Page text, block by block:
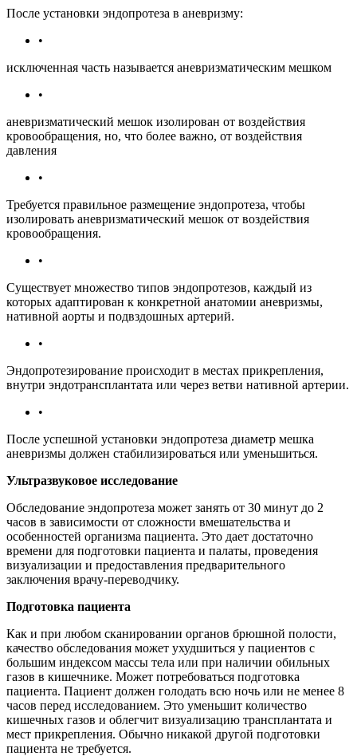
После установки эндопротеза в аневризму:
•
исключенная часть называется аневризматическим мешком
•
аневризматический мешок изолирован от воздействия
кровообращения, но, что более важно, от воздействия
давления
•
Требуется правильное размещение эндопротеза, чтобы
изолировать аневризматический мешок от воздействия
кровообращения.
•
Существует множество типов эндопротезов, каждый из
которых адаптирован к конкретной анатомии аневризмы,
нативной аорты и подвздошных артерий.
•
Эндопротезирование происходит в местах прикрепления,
внутри эндотрансплантата или через ветви нативной артерии.
•
После успешной установки эндопротеза диаметр мешка
аневризмы должен стабилизироваться или уменьшиться.
Ультразвуковое исследование
Обследование эндопротеза может занять от 30 минут до 2
часов в зависимости от сложности вмешательства и
особенностей организма пациента. Это дает достаточно
времени для подготовки пациента и палаты, проведения
визуализации и предоставления предварительного
заключения врачу-переводчику.
Подготовка пациента
Как и при любом сканировании органов брюшной полости,
качество обследования может ухудшиться у пациентов с
большим индексом массы тела или при наличии обильных
газов в кишечнике. Может потребоваться подготовка
пациента. Пациент должен голодать всю ночь или не менее 8
часов перед исследованием. Это уменьшит количество
кишечных газов и облегчит визуализацию трансплантата и
мест прикрепления. Обычно никакой другой подготовки
пациента не требуется.